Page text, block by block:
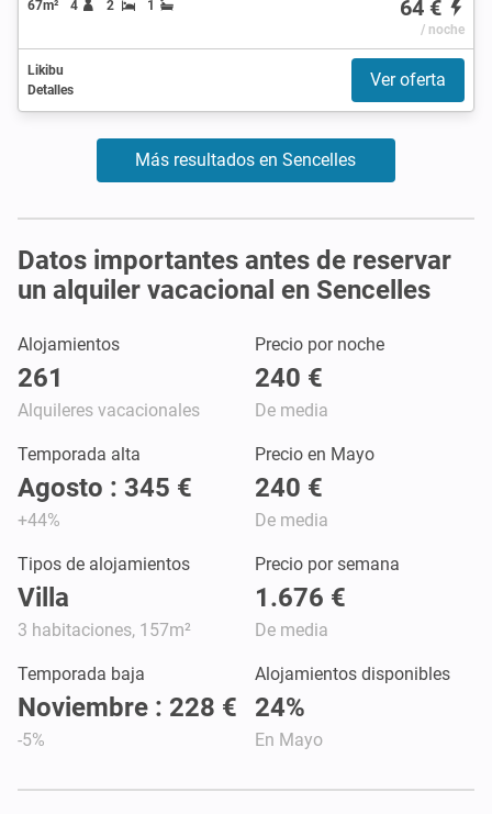
67m² 4 2 1 64 €
/ noche
Likibu
Detalles
Ver oferta
Más resultados en Sencelles
Datos importantes antes de reservar
un alquiler vacacional en Sencelles
Alojamientos
261
Alquileres vacacionales
Precio por noche
240 €
De media
Temporada alta
Agosto : 345 €
+44%
Precio en Mayo
240 €
De media
Tipos de alojamientos
Villa
3 habitaciones, 157m²
Precio por semana
1.676 €
De media
Temporada baja
Noviembre : 228 €
-5%
Alojamientos disponibles
24%
En Mayo